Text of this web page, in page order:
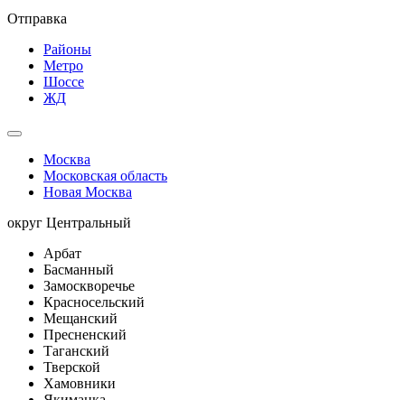
Отправка
Районы
Метро
Шоссе
ЖД
Москва
Московская область
Новая Москва
округ Центральный
Арбат
Басманный
Замоскворечье
Красносельский
Мещанский
Пресненский
Таганский
Тверской
Хамовники